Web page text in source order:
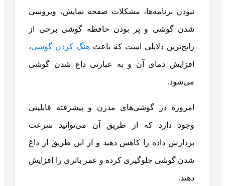
نبودن برنامه‌ها، مشکلات صفحه نمایش، ویروسی
شدن گوشی و پر بودن حافظه گوشی برخی از
رایج‌ترین دلایلی است که باعث هنگ کردن گوشی،
افزایش دمای آن و به عبارتی داغ شدن گوشی
می‌شود.
امروزه در گوشی‌های مدرن و پیشرفته قابلیتی
وجود دارد که از طریق آن می‌توانید سرعت
پردازش داده را کاهش دهید و از این طریق از داغ
شدن گوشی جلوگیری کرده و عمر باتری را افزایش
دهید.